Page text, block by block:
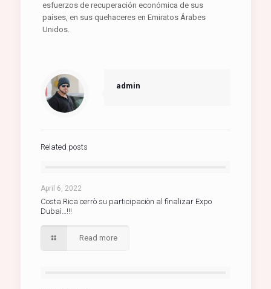
esfuerzos de recuperación económica de sus
países, en sus quehaceres en Emiratos Árabes
Unidos.
admin
Related posts
April 6, 2022
Costa Rica cerrò su participaciòn al finalizar Expo
Dubaì…!!!
Read more